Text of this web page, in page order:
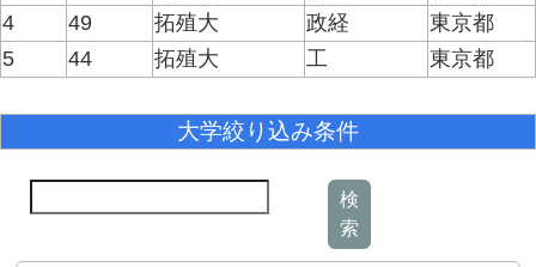
4
49 拓殖大 政経
東京都
5
44 拓殖大 工 東京都
大学絞り込み条件
検
索